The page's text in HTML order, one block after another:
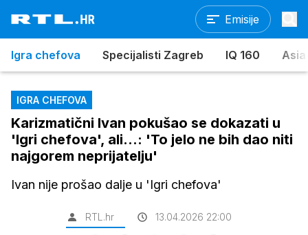
Emisije
Igra chefova Specijalisti Zagreb IQ 160
IGRA CHEFOVA
Karizmatični Ivan pokušao se dokazati u
'Igri chefova', ali...: 'To jelo ne bih dao niti
najgorem neprijatelju'
Ivan nije prošao dalje u 'Igri chefova'
RTL.hr 13.04.2026 22:00